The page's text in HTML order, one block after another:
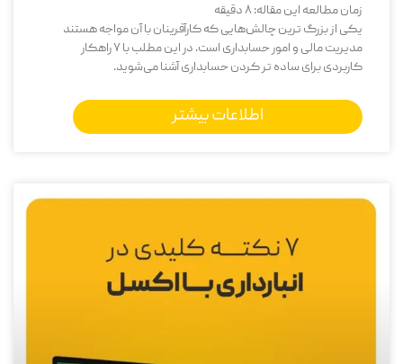
زمان مطالعه این مقاله:8دقیقه
یکی از بزرگ‌ ترین چالش‌هایی که کارآفرینان با آن مواجه هستند
مدیریت مالی و امور حسابداری است. در این مطلب با 7 راهکار
کاربردی برای ساده تر کردن حسابداری آشنا می‌شوید.
اطلاعات بیشتر